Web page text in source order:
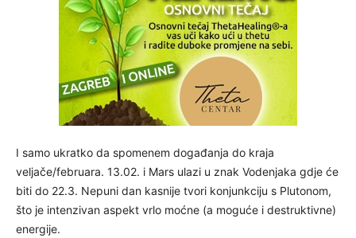
I samo ukratko da spomenem događanja do kraja
veljače/februara. 13.02. i Mars ulazi u znak Vodenjaka gdje će
biti do 22.3. Nepuni dan kasnije tvori konjunkciju s Plutonom,
što je intenzivan aspekt vrlo moćne (a moguće i destruktivne)
energije.